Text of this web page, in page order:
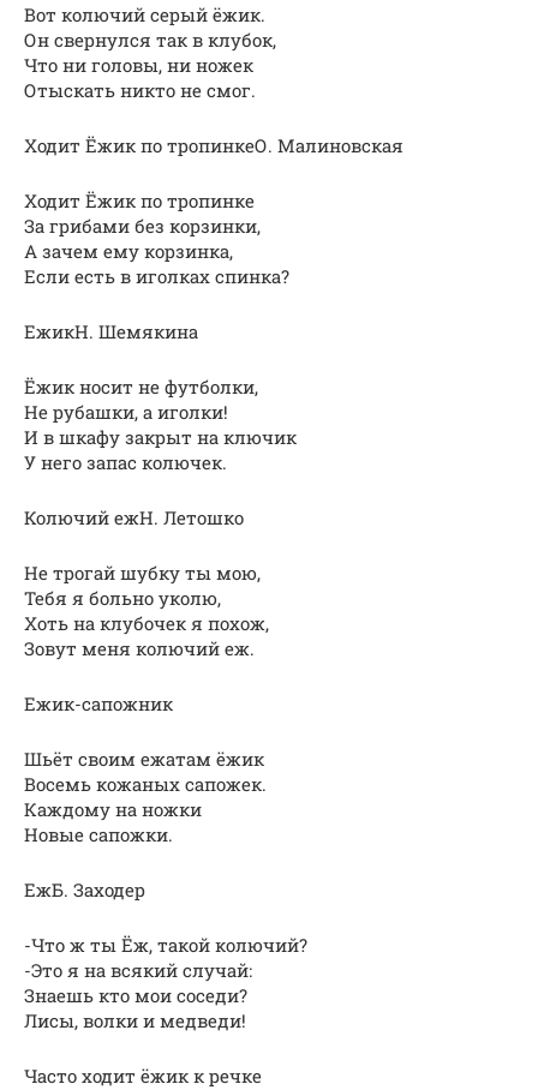
Вот колючий серый ёжик.
Он свернулся так в клубок,
Что ни головы, ни ножек
Отыскать никто не смог.
Ходит Ёжик по тропинкеО. Малиновская
Ходит Ёжик по тропинке
За грибами без корзинки,
А зачем ему корзинка,
Если есть в иголках спинка?
ЕжикН. Шемякина
Ёжик носит не футболки,
Не рубашки, а иголки!
И в шкафу закрыт на ключик
У него запас колючек.
Колючий ежН. Летошко
Не трогай шубку ты мою,
Тебя я больно уколю,
Хоть на клубочек я похож,
Зовут меня колючий еж.
Ежик-сапожник
Шьёт своим ежатам ёжик
Восемь кожаных сапожек.
Каждому на ножки
Новые сапожки.
ЕжБ. Заходер
-Что ж ты Ёж, такой колючий?
-Это я на всякий случай:
Знаешь кто мои соседи?
Лисы, волки и медведи!
Часто ходит ёжик к речке